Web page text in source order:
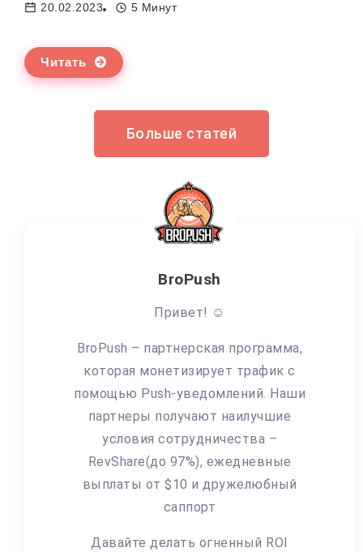
20.02.2023 5 Минут
Читать
Больше статей
BroPush
Привет! ☺️
BroPush – партнерская программа,
которая монетизирует трафик с
помощью Push-уведомлений. Наши
партнеры получают наилучшие
условия сотрудничества –
RevShare(до 97%), ежедневные
выплаты от $10 и дружелюбный
саппорт
Давайте делать огненный ROI